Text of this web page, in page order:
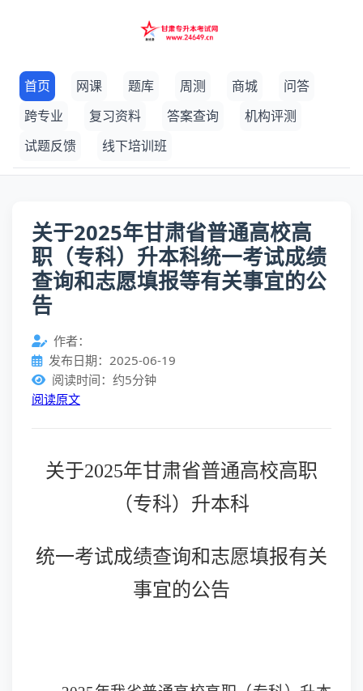
首页 网课 题库 周测 商城
问答
跨专业
复习资料 答案查询
机构评测
试题反馈
线下培训班
关于2025年甘肃省普通高校高
职（专科）升本科统一考试成绩
查询和志愿填报等有关事宜的公
告
作者：
发布日期：2025-06-19
阅读时间：约5分钟
阅读原文
关于2025年甘肃省普通高校高职
（专科）升本科
统一考试成绩查询和志愿填报有关
事宜的公告